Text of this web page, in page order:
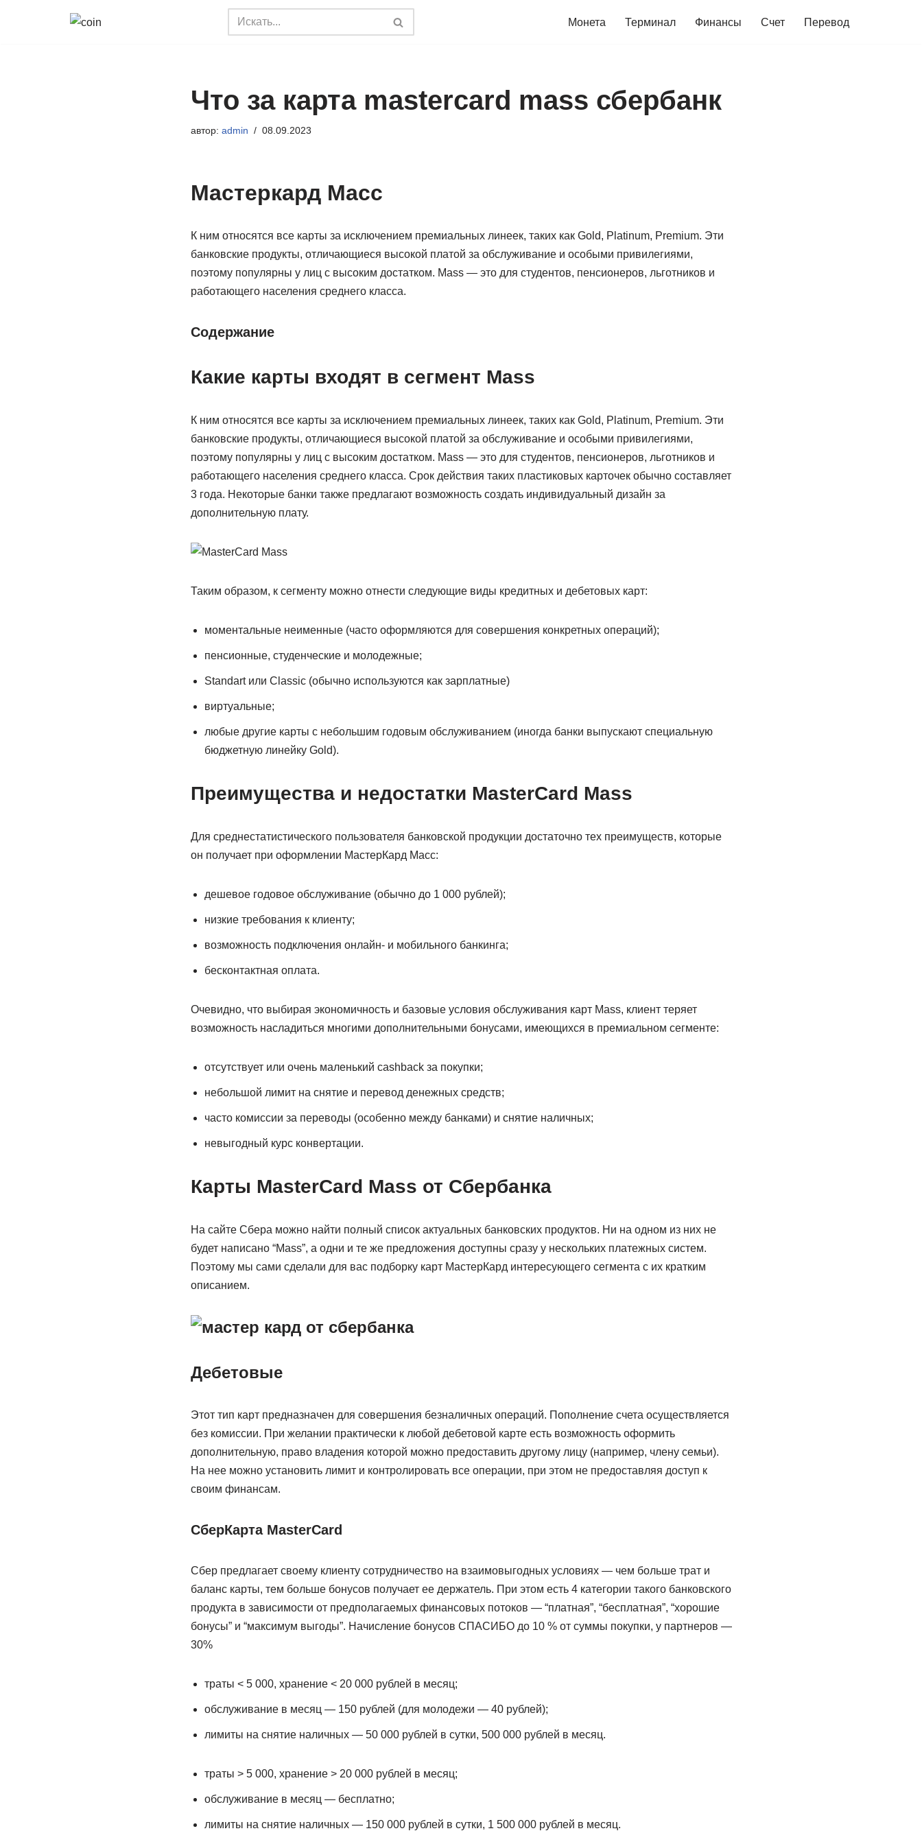
Монета Терминал Финансы Счет Перевод
Что за карта mastercard mass сбербанк
автор: admin 08.09.2023
Мастеркард Масс
К ним относятся все карты за исключением премиальных линеек, таких как Gold, Platinum, Premium. Эти
банковские продукты, отличающиеся высокой платой за обслуживание и особыми привилегиями,
поэтому популярны у лиц с высоким достатком. Mass — это для студентов, пенсионеров, льготников и
работающего населения среднего класса.
Содержание
Какие карты входят в сегмент Mass
К ним относятся все карты за исключением премиальных линеек, таких как Gold, Platinum, Premium. Эти
банковские продукты, отличающиеся высокой платой за обслуживание и особыми привилегиями,
поэтому популярны у лиц с высоким достатком. Mass — это для студентов, пенсионеров, льготников и
работающего населения среднего класса. Срок действия таких пластиковых карточек обычно составляет
3 года. Некоторые банки также предлагают возможность создать индивидуальный дизайн за
дополнительную плату.
Таким образом, к сегменту можно отнести следующие виды кредитных и дебетовых карт:
моментальные неименные (часто оформляются для совершения конкретных операций);
пенсионные, студенческие и молодежные;
Standart или Classic (обычно используются как зарплатные)
виртуальные;
любые другие карты с небольшим годовым обслуживанием (иногда банки выпускают специальную
бюджетную линейку Gold).
Преимущества и недостатки MasterCard Mass
Для среднестатистического пользователя банковской продукции достаточно тех преимуществ, которые
он получает при оформлении МастерКард Масс:
дешевое годовое обслуживание (обычно до 1 000 рублей);
низкие требования к клиенту;
возможность подключения онлайн- и мобильного банкинга;
бесконтактная оплата.
Очевидно, что выбирая экономичность и базовые условия обслуживания карт Mass, клиент теряет
возможность насладиться многими дополнительными бонусами, имеющихся в премиальном сегменте:
отсутствует или очень маленький cashback за покупки;
небольшой лимит на снятие и перевод денежных средств;
часто комиссии за переводы (особенно между банками) и снятие наличных;
невыгодный курс конвертации.
Карты MasterCard Mass от Сбербанка
На сайте Сбера можно найти полный список актуальных банковских продуктов. Ни на одном из них не
будет написано “Mass”, а одни и те же предложения доступны сразу у нескольких платежных систем.
Поэтому мы сами сделали для вас подборку карт МастерКард интересующего сегмента с их кратким
описанием.
Дебетовые
Этот тип карт предназначен для совершения безналичных операций. Пополнение счета осуществляется
без комиссии. При желании практически к любой дебетовой карте есть возможность оформить
дополнительную, право владения которой можно предоставить другому лицу (например, члену семьи).
На нее можно установить лимит и контролировать все операции, при этом не предоставляя доступ к
своим финансам.
СберКарта MasterCard
Сбер предлагает своему клиенту сотрудничество на взаимовыгодных условиях — чем больше трат и
баланс карты, тем больше бонусов получает ее держатель. При этом есть 4 категории такого банковского
продукта в зависимости от предполагаемых финансовых потоков — “платная”, “бесплатная”, “хорошие
бонусы” и “максимум выгоды”. Начисление бонусов СПАСИБО до 10 % от суммы покупки, у партнеров —
30%
траты < 5 000, хранение < 20 000 рублей в месяц;
обслуживание в месяц — 150 рублей (для молодежи — 40 рублей);
лимиты на снятие наличных — 50 000 рублей в сутки, 500 000 рублей в месяц.
траты > 5 000, хранение > 20 000 рублей в месяц;
обслуживание в месяц — бесплатно;
лимиты на снятие наличных — 150 000 рублей в сутки, 1 500 000 рублей в месяц.